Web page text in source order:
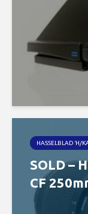
HASSELBLAD Ή/
SOLD –
CF